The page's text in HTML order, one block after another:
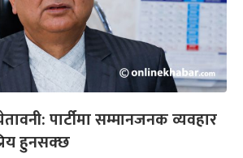
पार्टीमा सम्मानजनक व्यवहार
हुनसक्छ